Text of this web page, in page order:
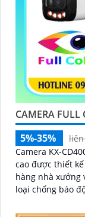
CAMERA FULL
5%-35%
Camera KX-
cao được thiết
hàng nhà xưởng và các
loại chống báo